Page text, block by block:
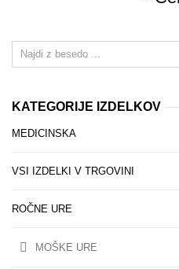
KATEGORIJE IZDELKOV
MEDICINSKA
VSI IZDELKI V TRGOVINI
ROČNE URE
MOŠKE URE